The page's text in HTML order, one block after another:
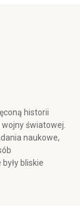
historii
światowej.
naukowe,
bliskie